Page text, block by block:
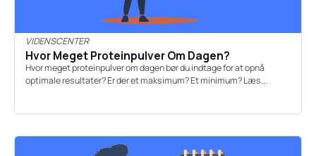
VIDENSCENTER
Hvor Meget Proteinpulver Om Dagen?
Hvor meget proteinpulver om dagen bør du indtage for at opnå
optimale resultater? Er der et maksimum? Et minimum? Læs...